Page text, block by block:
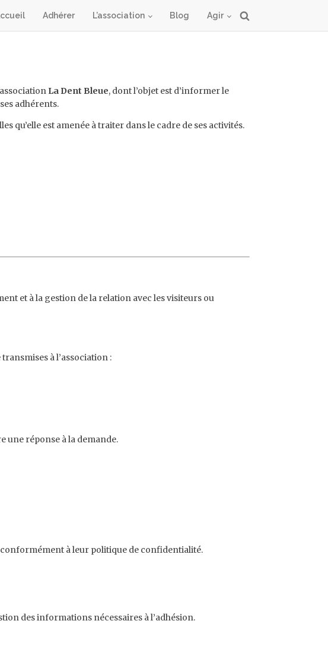
Adhérer L’association Blog Agir
La Dent Bleue, dont l’objet est d’informer le
adhérents.
qu’elle est amenée à traiter dans le cadre de ses activités.
et à la gestion de la relation avec les visiteurs ou
à l’association :
une réponse à la demande.
conformément à leur politique de confidentialité.
des informations nécessaires à l’adhésion.